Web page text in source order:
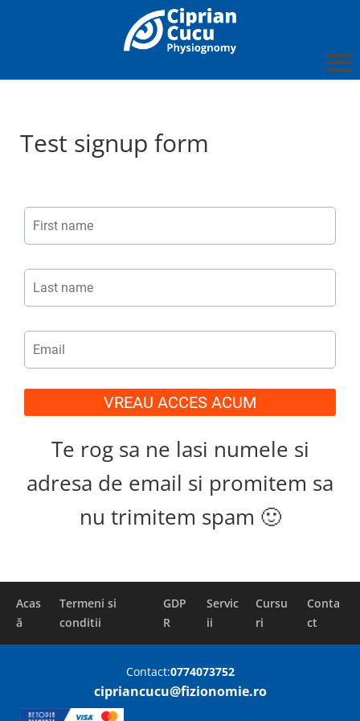
Test signup form
VREAU ACCES ACUM
Te rog sa ne lasi numele si
adresa de email si promitem sa
nu trimitem spam 🙂
Acas
ă
Termeni si
conditii
GDP
R
Servic
ii
Cursu
ri
Conta
ct
Contact:0774073752
cipriancucu@fizionomie.ro